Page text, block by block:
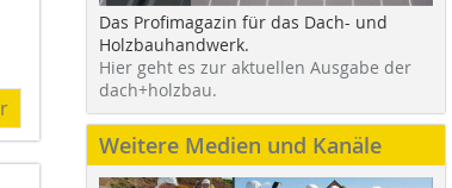
Das Profimagazin für das Dach- und
Holzbauhandwerk.
Hier geht es zur aktuellen Ausgabe der
dach+holzbau.
Weitere Medien und Kanäle